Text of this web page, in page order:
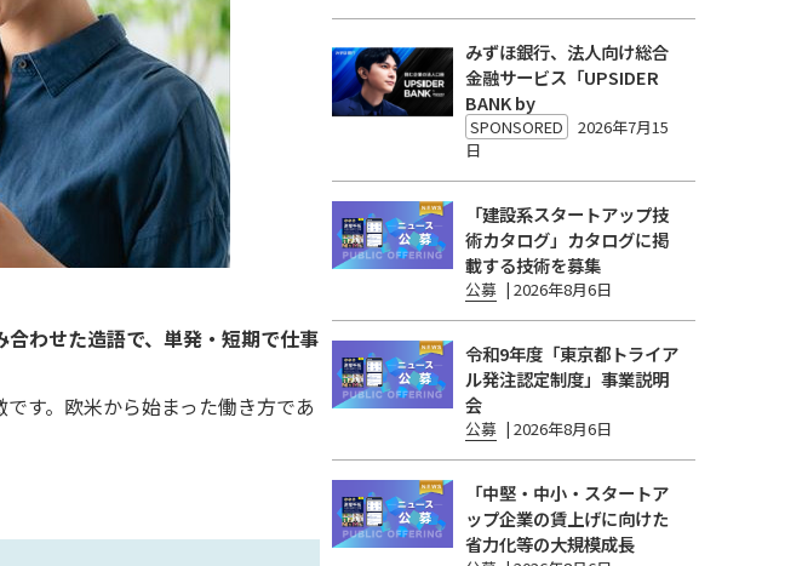
わせた造語で、単発・短期で仕事
す。欧米から始まった働き方であ
みずほ銀行、法人向け総合
金融サービス「UPSIDER
BANK by
SPONSORED
2026年7月15
日
「建設系スタートアップ技
術カタログ」カタログに掲
載する技術を募集
公募 | 2026年8月6日
令和9年度「東京都トライア
ル発注認定制度」事業説明
会
公募 | 2026年8月6日
「中堅・中小・スタートア
ップ企業の賃上げに向けた
省力化等の大規模成長